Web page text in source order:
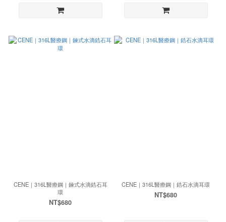
CENE｜316L醫療鋼｜鍊式水滴鋯石耳
環
NT$680
CENE｜316L醫療鋼｜鋯石水滴耳環
NT$680